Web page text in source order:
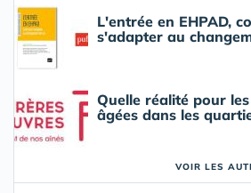
L'entrée en EHPAD,
s'adapter au
Quelle réalité pour
âgées dans les
VOIR LES